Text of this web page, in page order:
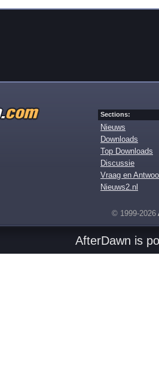
Sections:
Nieuws
Downloads
Top Downloads
Discussie
Vraag en
Nieuws2.nl
© 1999-2026
AfterDawn is